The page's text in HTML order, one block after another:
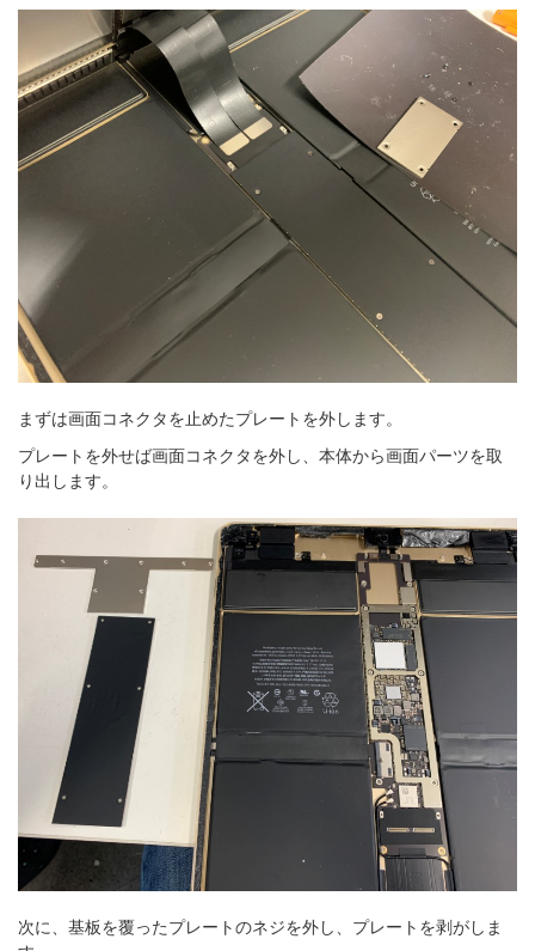
まずは画面コネクタを止めたプレートを外します。
プレートを外せば画面コネクタを外し、本体から画面パーツを取
り出します。
次に、基板を覆ったプレートのネジを外し、プレートを剥がしま